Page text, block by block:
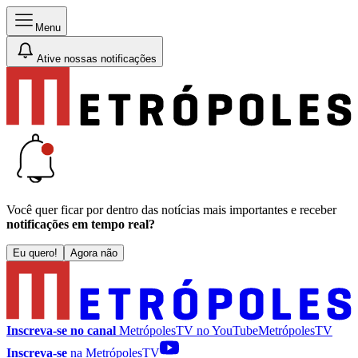
Menu
Ative nossas notificações
Você quer ficar por dentro das notícias mais importantes e receber
notificações em tempo real?
Eu quero! Agora não
Inscreva-se no canal MetrópolesTV noYouTubeMetrópolesTV
Inscreva-se na MetrópolesTV